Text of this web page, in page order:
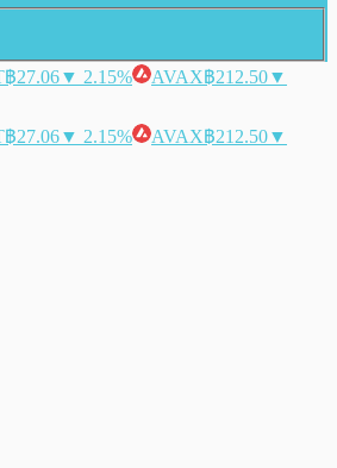
฿27.06▼ 2.15% AVAX฿212.50▼
฿27.06▼ 2.15% AVAX฿212.50▼